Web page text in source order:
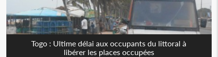
Togo : Ultime délai aux occupants du littoral à
libérer les places occupées